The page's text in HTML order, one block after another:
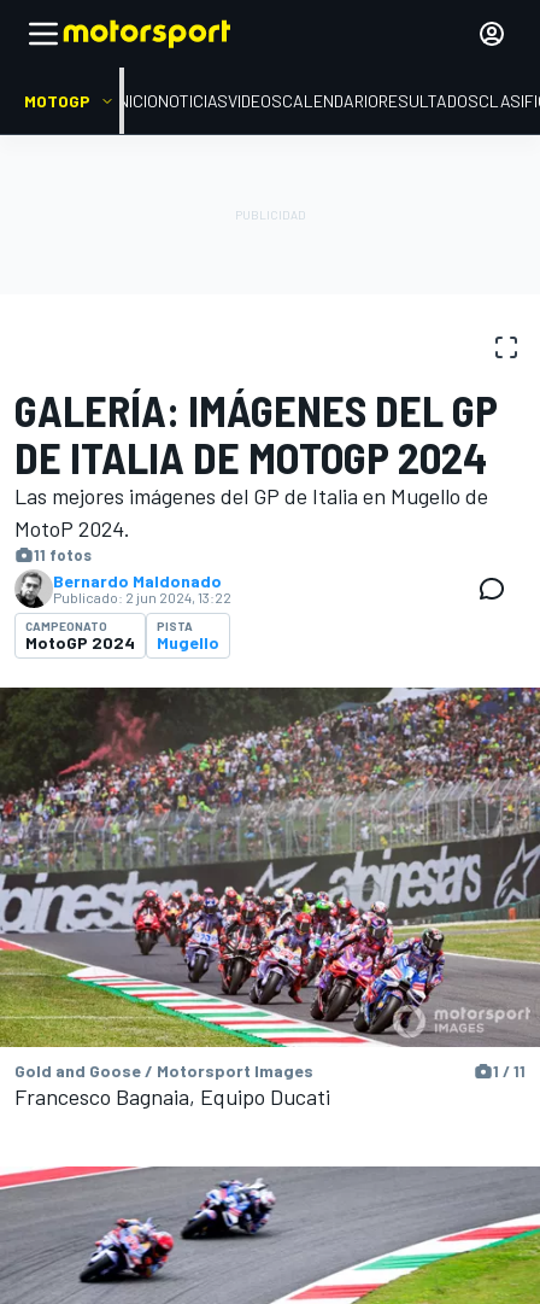
MOTOGP INICIONOTICIASVIDEOSCALENDARIORESULTADOS
GALERÍA: IMÁGENES DEL GP
DE ITALIA DE MOTOGP 2024
Las mejores imágenes del GP de Italia en Mugello de
MotoP 2024.
11 fotos
Bernardo Maldonado
Publicado: 2 jun 2024, 13:22
CAMPEONATO
MotoGP 2024
PISTA
Mugello
Gold and Goose / Motorsport Images 1 / 11
Francesco Bagnaia, Equipo Ducati